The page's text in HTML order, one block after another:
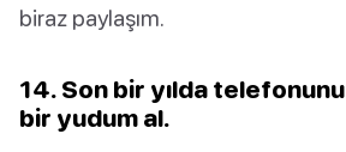
biraz paylaşım.
14. Son bir yılda
bir yudum al.